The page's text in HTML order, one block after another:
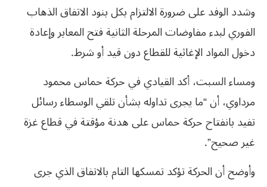
وشدد الوفد على ضرورة الالتزام بكل بنود الاتفاق الذهاب
الفوري لبدء مفاوضات المرحلة الثانية فتح المعابر وإعادة
دخول المواد الإغاثية للقطاع دون قيد أو شرط.
ومساء السبت، أكد القيادي في حركة حماس محمود
مرداوي، أن “ما يجرى تداوله بشأن تلقي الوسطاء رسائل
تفيد بانفتاح حركة حماس على هدنة مؤقتة في قطاع غزة
غير صحيح”.
وأوضح أن الحركة تؤكد تمسكها التام بالاتفاق الذي جرى